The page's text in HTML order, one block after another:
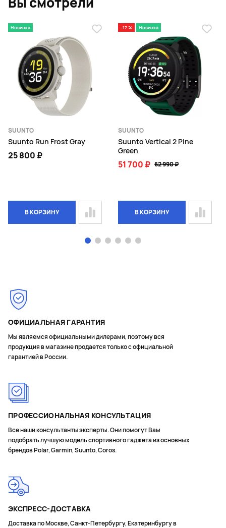
Новинка
SUUNTO
Suunto Run Frost Gray
25 800 ₽
В КОРЗИНУ
-17 % Новинка
SUUNTO
Suunto Vertical 2 Pine
Green
51 700 ₽ 62 990 ₽
В КОРЗИНУ
ОФИЦИАЛЬНАЯ ГАРАНТИЯ
Мы являемся официальными дилерами, поэтому вся
продукция в магазине продается только с официальной
гарантией в России.
ПРОФЕССИОНАЛЬНАЯ КОНСУЛЬТАЦИЯ
Все наши консультанты эксперты. Они помогут Вам
подобрать лучшую модель спортивного гаджета из основных
брендов Polar, Garmin, Suunto, Coros.
ЭКСПРЕСС-ДОСТАВКА
Доставка по Москве, Санкт-Петербургу, Екатеринбургу в